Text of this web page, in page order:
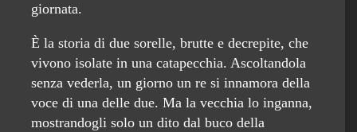
giornata.
È la storia di due sorelle, brutte e decrepite, che
vivono isolate in una catapecchia. Ascoltandola
senza vederla, un giorno un re si innamora della
voce di una delle due. Ma la vecchia lo inganna,
mostrandogli solo un dito dal buco della